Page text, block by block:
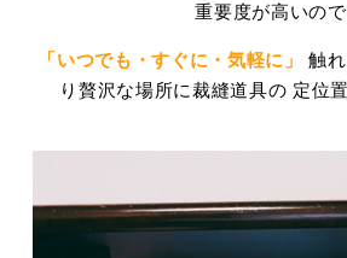
重要度が高いので
「いつでも・すぐに・気軽に」触
り贅沢な場所に裁縫道具の 定位